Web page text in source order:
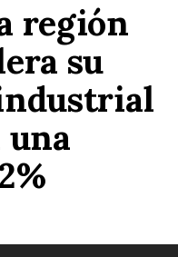
región
su